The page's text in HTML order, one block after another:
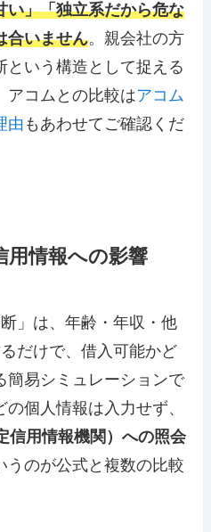
い」「独立系だから危な
合いません。親会社の方
という構造として捉える
アコムとの比較はアコム
由 もあわせてご確認くだ
用情報への影響
」は、年齢・年収・他
だけで、借入可能かど
簡易シミュレーションで
個人情報は入力せず、
信用情報機関）への照会
うのが公式と複数の比較